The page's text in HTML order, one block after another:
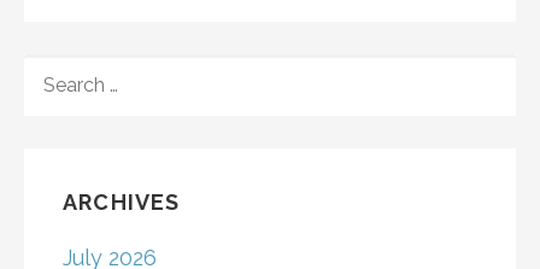
FOR:
ARCHIVES
July 2026